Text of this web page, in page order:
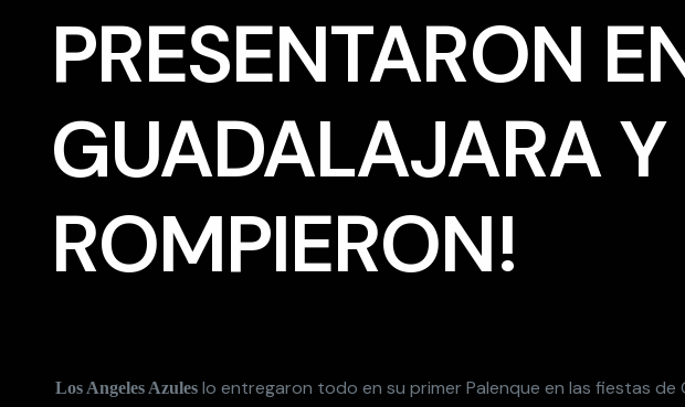
PRESENTARON
GUADALAJARA
ROMPIERON!
Los Angeles Azules lo entregaron todo en su primer Palenque en las fiestas de